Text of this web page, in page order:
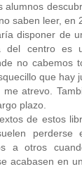
alumnos
saben leer, en
disponer de
del centro es
no cabemos
que hay
me atrevo.
plazo.
de estos
perderse
a otros
acabasen en